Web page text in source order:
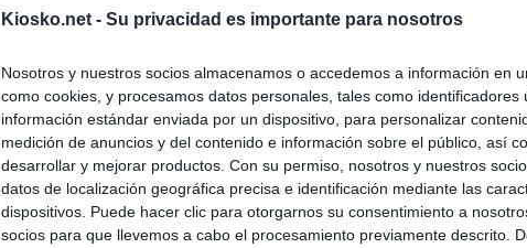
Kiosko.net - Su privacidad es importante para nosotros
Nosotros y nuestros socios almacenamos o accedemos a información en
como cookies, y procesamos datos personales, tales como identificadores
información estándar enviada por un dispositivo, para personalizar
medición de anuncios y del contenido e información sobre el público, así
desarrollar y mejorar productos. Con su permiso, nosotros y nuestros
datos de localización geográfica precisa e identificación mediante las
dispositivos. Puede hacer clic para otorgarnos su consentimiento a
socios para que llevemos a cabo el procesamiento previamente descrito.